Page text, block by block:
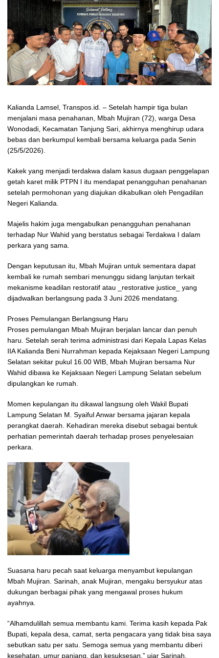
Kalianda Lamsel, Transpos.id. – Setelah hampir tiga bulan
menjalani masa penahanan, Mbah Mujiran (72), warga Desa
Wonodadi, Kecamatan Tanjung Sari, akhirnya menghirup udara
bebas dan berkumpul kembali bersama keluarga pada Senin
(25/5/2026).
Kakek yang menjadi terdakwa dalam kasus dugaan penggelapan
getah karet milik PTPN I itu mendapat penangguhan penahanan
setelah permohonan yang diajukan dikabulkan oleh Pengadilan
Negeri Kalianda.
Majelis hakim juga mengabulkan penangguhan penahanan
terhadap Nur Wahid yang berstatus sebagai Terdakwa I dalam
perkara yang sama.
Dengan keputusan itu, Mbah Mujiran untuk sementara dapat
kembali ke rumah sembari menunggu sidang lanjutan terkait
mekanisme keadilan restoratif atau _restorative justice_ yang
dijadwalkan berlangsung pada 3 Juni 2026 mendatang.
Proses Pemulangan Berlangsung Haru
Proses pemulangan Mbah Mujiran berjalan lancar dan penuh
haru. Setelah serah terima administrasi dari Kepala Lapas Kelas
IIA Kalianda Beni Nurrahman kepada Kejaksaan Negeri Lampung
Selatan sekitar pukul 16.00 WIB, Mbah Mujiran bersama Nur
Wahid dibawa ke Kejaksaan Negeri Lampung Selatan sebelum
dipulangkan ke rumah.
Momen kepulangan itu dikawal langsung oleh Wakil Bupati
Lampung Selatan M. Syaiful Anwar bersama jajaran kepala
perangkat daerah. Kehadiran mereka disebut sebagai bentuk
perhatian pemerintah daerah terhadap proses penyelesaian
perkara.
Suasana haru pecah saat keluarga menyambut kepulangan
Mbah Mujiran. Sarinah, anak Mujiran, mengaku bersyukur atas
dukungan berbagai pihak yang mengawal proses hukum
ayahnya.
“Alhamdulillah semua membantu kami. Terima kasih kepada Pak
Bupati, kepala desa, camat, serta pengacara yang tidak bisa saya
sebutkan satu per satu. Semoga semua yang membantu diberi
kesehatan, umur panjang, dan kesuksesan,” ujar Sarinah.